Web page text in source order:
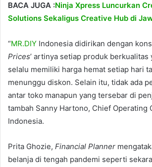
BACA JUGA :Ninja Xpress Luncurkan
Solutions Sekaligus Creative Hub di
“MR.DIY Indonesia didirikan dengan
Prices’ artinya setiap produk berkualitas
selalu memiliki harga hemat setiap hari
menunggu diskon. Selain itu, tidak ada
antar toko manapun yang tersebar di
tambah Sanny Hartono, Chief Operating
Indonesia.
Prita Ghozie, Financial Planner
belanja di tengah pandemi seperti